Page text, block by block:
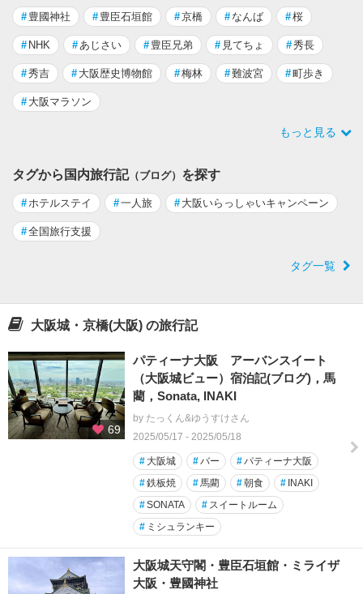
# 豊國神社 # 豊臣石垣館 #京橋 # なんば #桜
# NHK #あじさい # 豊臣兄弟 # 見てちょ #秀長
#秀吉 # 大阪歴史博物館 #梅林 #難波宮 #町歩き
# 大阪マラソン
もっと見る
タグから国内旅行記（ブログ） を探す
#ホテルステイ #一人旅 # 大阪いらっしゃいキャンペーン
#全国旅行支援
タグ一覧
大阪城・京橋(大阪) の旅行記
69
パティーナ大阪 アーバンスイート
（大阪城ビュー）宿泊記(ブログ)，馬
藺，Sonata, INAKI
by たっくん&ゆうすけさん
2025/05/17 - 2025/05/18
# 大阪城 #バー #パティーナ大阪
#鉄板焼 #馬藺 #朝食 # INAKI
#SONATA # スイートルーム
# ミシュランキー
大阪城天守閣・豊臣石垣館・ミライザ
大阪・豊國神社